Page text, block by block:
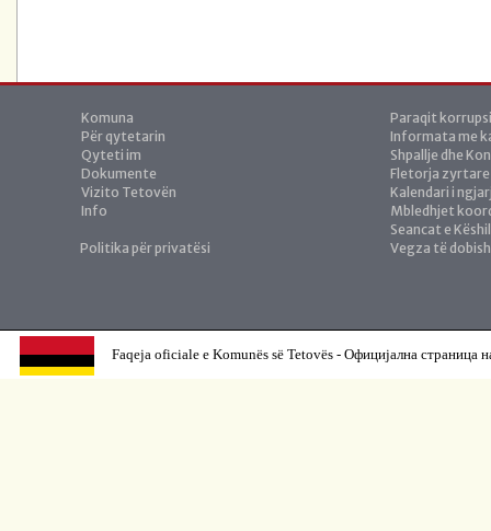
Komuna
Për qytetarin
Qyteti im
Dokumente
Vizito Tetovën
Info
Politika për privatësi
Paraqit
Informata me
Shpallje dhe
Fletorja zyrtare
Kalendari i
Mbledhjet
Seancat e
Vegza të
Faqeja oficiale e Komunës së Tetovës - Официјална